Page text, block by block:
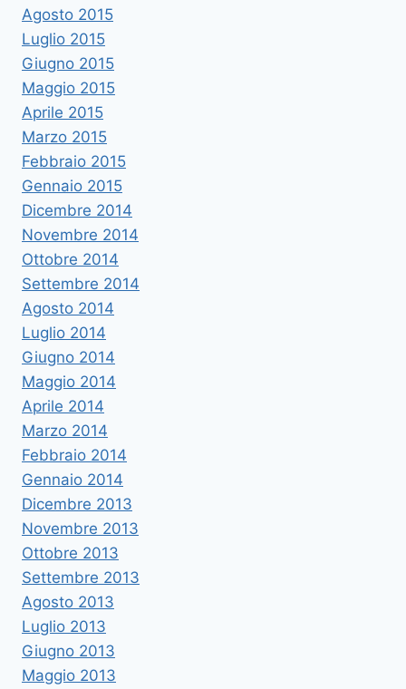
Agosto 2015
Luglio 2015
Giugno 2015
Maggio 2015
Aprile 2015
Marzo 2015
Febbraio 2015
Gennaio 2015
Dicembre 2014
Novembre 2014
Ottobre 2014
Settembre 2014
Agosto 2014
Luglio 2014
Giugno 2014
Maggio 2014
Aprile 2014
Marzo 2014
Febbraio 2014
Gennaio 2014
Dicembre 2013
Novembre 2013
Ottobre 2013
Settembre 2013
Agosto 2013
Luglio 2013
Giugno 2013
Maggio 2013